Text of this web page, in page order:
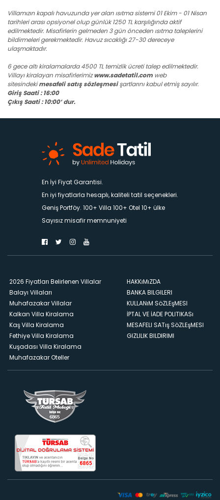
Villamızın kapalı havuzunda yer alan ısıtma sistemi 01 Ekim - 01 Nisan
tarihleri arası opsiyonel olup günlük 1250 TL karşılığında aktif
edilmektedir. Misafirlerin gelmeden 3 gün önceden ısıtma taleplerini
bildirmeleri gerekmektedir. Havuz sıcaklığı 27-30 dereceye
ulaşmaktadır.
6 gece altı kiralamalarda 4500 TL temizlik ücreti talep edilmektedir.
Villayı kiralayan misafirlerimizwww.sadetatil.com web
sitesindekimesafeli satış sözleşmesişartlarını kabul etmiş sayılır.
Giriş Saati : 16:00
Çıkış Saati : 10:00’ dur.
En İyi Fiyat Garantisi.
En iyi fiyatlarla hesaplı, kaliteli tatil seçenekleri.
Geniş Portföy. 100+ Villa 100+ Otel 10+ ülke
Sayısız misafir memnuniyeti
2026 Fiyatları Belirlenen Villalar
Balayı Villaları
Muhafazakar Villalar
Kalkan Villa Kiralama
Kaş Villa Kiralama
Fethiye Villa Kiralama
Kuşadası Villa Kiralama
Muhafazakar Oteller
HAKKıMıZDA
BANKA BILGILERI
KULLANıM SöZLEşMESI
İPTAL VE İADE POLITIKASı
MESAFELI SATış SöZLEşMESI
GIZLILIK BILDIRIMI